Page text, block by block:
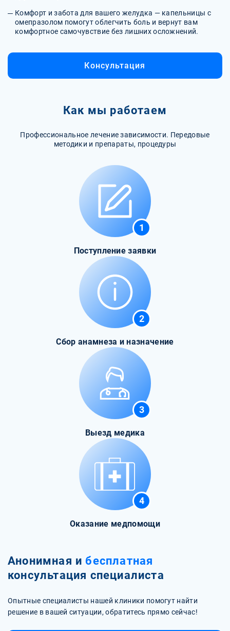
Комфорт и забота для вашего желудка — капельницы с
омепразолом помогут облегчить боль и вернут вам
комфортное самочувствие без лишних осложнений.
Консультация
Как мы работаем
Профессиональное лечение зависимости. Передовые
методики и препараты, процедуры
1
Поступление заявки
2
Сбор анамнеза и назначение
3
Выезд медика
4
Оказание медпомощи
Анонимная и бесплатная
консультация специалиста
Опытные специалисты нашей клиники помогут найти
решение в вашей ситуации, обратитесь прямо сейчас!